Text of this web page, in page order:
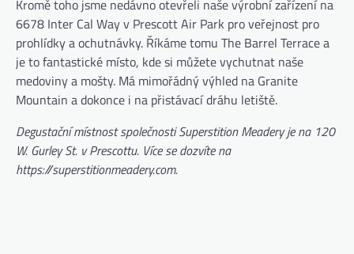
Kromě toho jsme nedávno otevřeli naše výrobní zařízení na
6678 Inter Cal Way v Prescott Air Park pro veřejnost pro
prohlídky a ochutnávky. Říkáme tomu The Barrel Terrace a
je to fantastické místo, kde si můžete vychutnat naše
medoviny a mošty. Má mimořádný výhled na Granite
Mountain a dokonce i na přistávací dráhu letiště.
Degustační místnost společnosti Superstition Meadery je na 120
W. Gurley St. v Prescottu. Více se dozvíte na
https://superstitionmeadery.com.